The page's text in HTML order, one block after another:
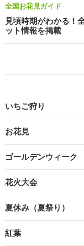
全国お花見ガイド
見頃時期がわかる！
ット情報を掲載
いちご狩り
お花見
ゴールデンウィーク
花火大会
夏休み（夏祭り）
紅葉